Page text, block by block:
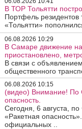
В ТОР Тольятти
Портфель
«Тольятти»
06.08.2026 10:29
В Самаре движение
приостановлено,
В связи с
общественного
06.08.2026 10:15
(видео) Внимание! По
опасность.
Сегодня, 6 августа,
«Ракетная
официальных ..